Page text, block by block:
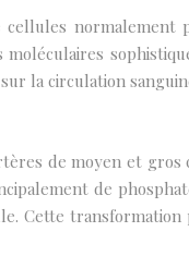
normalement
la circulation
de moyen et
de
transformation